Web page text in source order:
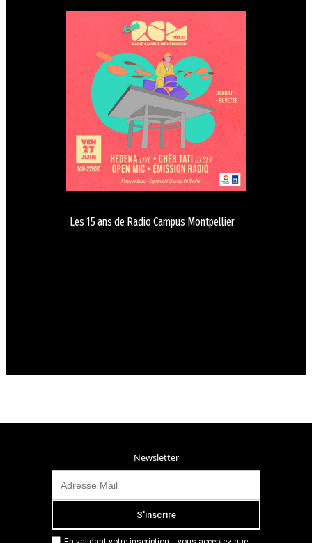
Les 15 ans de Radio Campus Montpellier
Newsletter